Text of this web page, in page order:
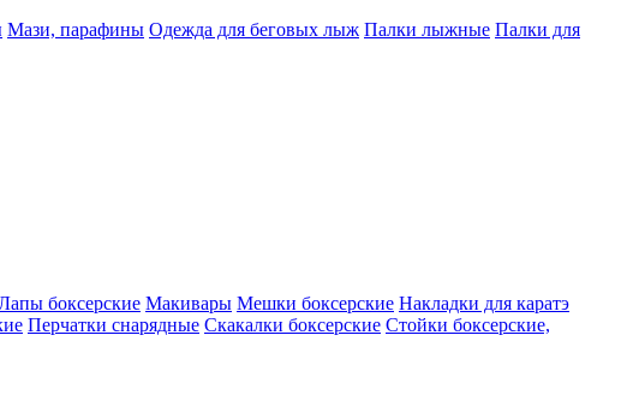
Мази, парафины Одежда для беговых лыж Палки лыжные Палки для
боксерские Макивары Мешки боксерские Накладки для каратэ
Перчатки снарядные Скакалки боксерские Стойки боксерские,